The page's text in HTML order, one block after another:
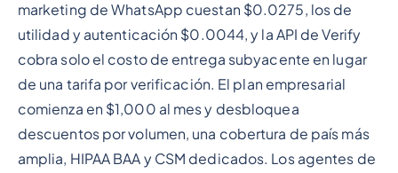
marketing de WhatsApp cuestan $0.0275, los de
utilidad y autenticación $0.0044, y la API de Verify
cobra solo el costo de entrega subyacente en lugar
de una tarifa por verificación. El plan empresarial
comienza en $1,000 al mes y desbloquea
descuentos por volumen, una cobertura de país más
amplia, HIPAA BAA y CSM dedicados. Los agentes de